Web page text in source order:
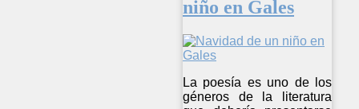
niño en Gales
La poesía es uno de los
géneros de la literatura